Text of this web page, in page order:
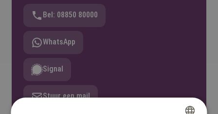
Bel: 08850 80000
WhatsApp
Signal
Stuur een mail